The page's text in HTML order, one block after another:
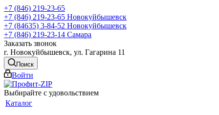
+7 (846) 219-23-65
+7 (846) 219-23-65 Новокуйбышевск
+7 (84635) 3-84-52 Новокуйбышевск
+7 (846) 219-23-14 Самара
Заказать звонок
г. Новокуйбышевск, ул. Гагарина 11
Поиск
Войти
Выбирайте с удовольствием
Каталог